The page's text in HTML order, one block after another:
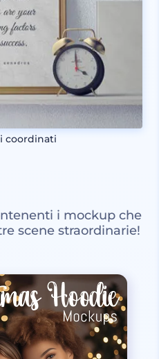
coordinati
i mockup che
scene straordinarie!